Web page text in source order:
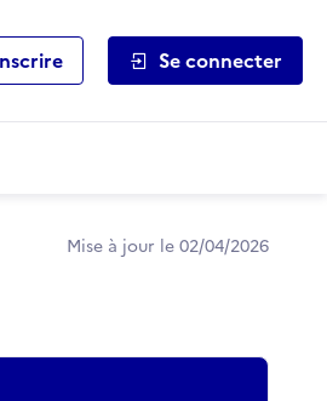
Se connecter
Mise à jour le 02/04/2026